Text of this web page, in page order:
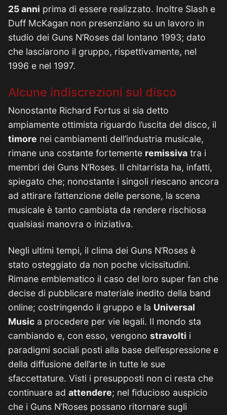
25 anni prima di essere realizzato. Inoltre Slash e
Duff McKagan non presenziano su un lavoro in
studio dei Guns N’Roses dal lontano 1993; dato
che lasciarono il gruppo, rispettivamente, nel
1996 e nel 1997.
Alcune indiscrezioni sul disco
Nonostante Richard Fortus si sia detto
ampiamente ottimista riguardo l’uscita del disco, il
timore nei cambiamenti dell’industria musicale,
rimane una costante fortemente remissiva tra i
membri dei Guns N’Roses. Il chitarrista ha, infatti,
spiegato che; nonostante i singoli riescano ancora
ad attirare l’attenzione delle persone, la scena
musicale è tanto cambiata da rendere rischiosa
qualsiasi manovra o iniziativa.
Negli ultimi tempi, il clima dei Guns N’Roses è
stato osteggiato da non poche vicissitudini.
Rimane emblematico il caso del loro super fan che
decise di pubblicare materiale inedito della band
online; costringendo il gruppo e la Universal
Music a procedere per vie legali. Il mondo sta
cambiando e, con esso, vengono stravolti i
paradigmi sociali posti alla base dell’espressione e
della diffusione dell’arte in tutte le sue
sfaccettature. Visti i presupposti non ci resta che
continuare ad attendere; nel fiducioso auspicio
che i Guns N’Roses possano ritornare sugli